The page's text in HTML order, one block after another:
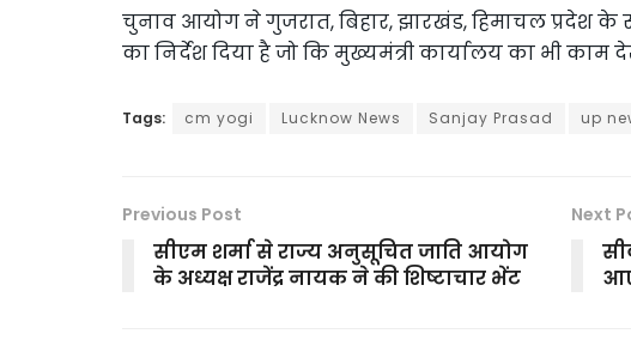
चुनाव आयोग ने गुजरात, बिहार, झारखंड, हिमाचल प्रदेश
का निर्देश दिया है जो कि मुख्यमंत्री कार्यालय का भी काम
Tags: cm yogi Lucknow News Sanjay Prasad up
Previous Post
सीएम शर्मा से राज्य अनुसूचित जाति आयोग
के अध्यक्ष राजेंद्र नायक ने की शिष्टाचार भेंट
Next